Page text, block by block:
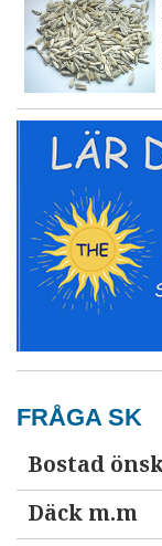
FRÅGA SK
Bostad
Däck m.m